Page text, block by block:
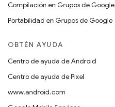
Compilación en Grupos de Google
Portabilidad en Grupos de Google
OBTÉN AYUDA
Centro de ayuda de Android
Centro de ayuda de Pixel
www.android.com